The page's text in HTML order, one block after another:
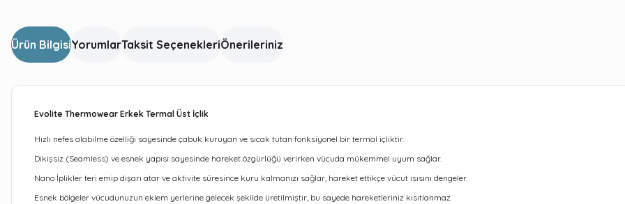
Ürün BilgisiYorumlarTaksit SeçenekleriÖnerileriniz
Evolite Thermowear Erkek Termal Üst İçlik
Hızlı nefes alabilme özelliği sayesinde çabuk kuruyan ve sıcak tutan fonksiyonel bir termal içliktir.
Dikişsiz (Seamless) ve esnek yapısı sayesinde hareket özgürlüğü verirken vücuda mükemmel uyum sağlar.
Nano İplikler teri emip dışarı atar ve aktivite süresince kuru kalmanızı sağlar, hareket ettikçe vücut ısısını dengeler.
Esnek bölgeler vücudunuzun eklem yerlerine gelecek şekilde üretilmiştir, bu sayede hareketleriniz kısıtlanmaz.